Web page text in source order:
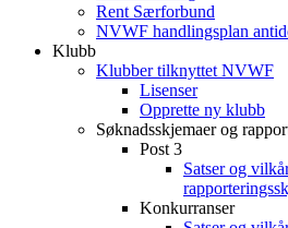
Rent Særforbund
NVWF handlingsplan
Klubb
Klubber tilknyttet NVWF
Lisenser
Opprette ny klubb
Søknadsskjemaer og
Post 3
Satser og
Konkurranser